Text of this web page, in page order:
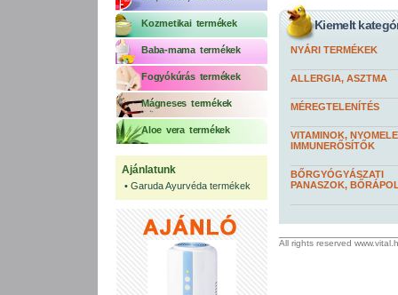
Kozmetikai termékek
Baba-mama termékek
Fogyókúrás termékek
Mágneses termékek
Aloe vera termékek
Ajánlatunk
• Garuda Ayurvéda termékek
Kiemelt
NYÁRI TERMÉKEK
ALLERGIA, ASZTMA
MÉREGTELENÍTÉS
VITAMINOK,
IMMUNERŐSÍTŐK
BŐRGYÓGYÁSZATI
PANASZOK,
All rights reserved